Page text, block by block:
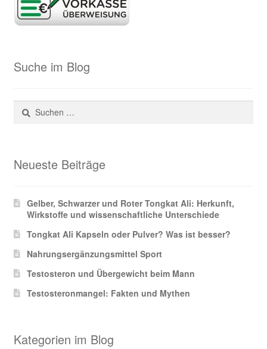
Suche im Blog
Suchen
nach:
Neueste Beiträge
Gelber, Schwarzer und Roter Tongkat Ali: Herkunft,
Wirkstoffe und wissenschaftliche Unterschiede
Tongkat Ali Kapseln oder Pulver? Was ist besser?
Nahrungsergänzungsmittel Sport
Testosteron und Übergewicht beim Mann
Testosteronmangel: Fakten und Mythen
Kategorien im Blog